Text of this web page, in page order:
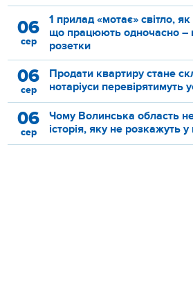
06
сер
1 прилад «мотає» світло,
що працюють одночасно –
розетки
06
сер
Продати квартиру стане
нотаріуси перевірятимуть
06
сер
Чому Волинська область
історія, яку не розкажуть у